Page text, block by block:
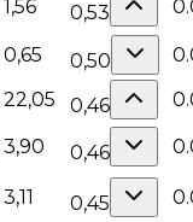
1,56 0,53
0,65 0,50
22,05 0,46
3,90 0,46
3,11 0,45